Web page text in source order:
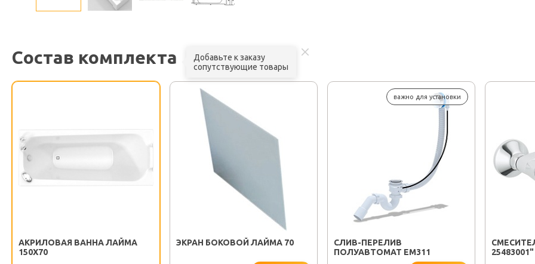
Состав комплекта
Добавьте к заказу
сопутствующие товары
АКРИЛОВАЯ ВАННА ЛАЙМА
150X70
ЭКРАН БОКОВОЙ ЛАЙМА 70
важно для установки
CЛИВ-ПЕРЕЛИВ
ПОЛУАВТОМАТ EM311
25483001"